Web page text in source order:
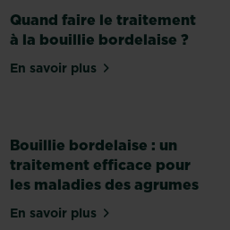
Quand faire le traitement
à la bouillie bordelaise ?
En savoir plussur Quand faire le
Bouillie bordelaise : un
traitement efficace pour
les maladies des agrumes
En savoir plussur Bouillie bordelaise :